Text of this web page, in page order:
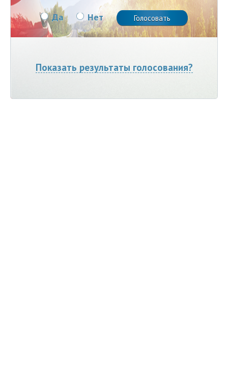
Да Нет
Показать результаты голосования?